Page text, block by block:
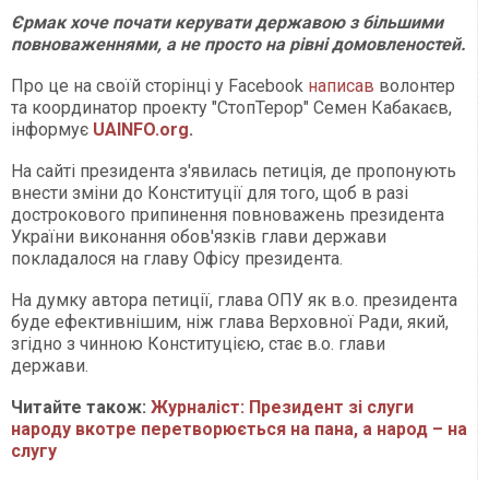
Єрмак хоче почати керувати державою з більшими
повноваженнями, а не просто на рівні домовленостей.
Про це на своїй сторінці у Facebook написав волонтер
та координатор проекту "СтопТерор" Семен Кабакаєв,
інформує UAINFO.org.
На сайті президента з'явилась петиція, де пропонують
внести зміни до Конституції для того, щоб в разі
дострокового припинення повноважень президента
України виконання обов'язків глави держави
покладалося на главу Офісу президента.
На думку автора петиції, глава ОПУ як в.о. президента
буде ефективнішим, ніж глава Верховної Ради, який,
згідно з чинною Конституцією, стає в.о. глави
держави.
Читайте також: Журналіст: Президент зі слуги
народу вкотре перетворюється на пана, а народ – на
слугу